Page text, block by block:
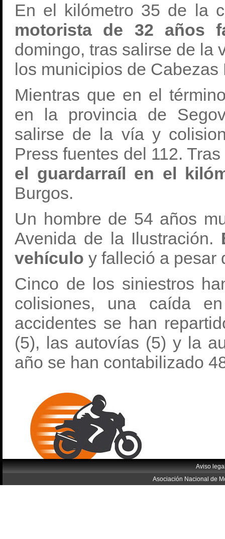
En el kilómetro 35 de la
motorista de 32 años
domingo, tras salirse de la
los municipios de
Mientras que en el
en la provincia de
salirse de la vía y
Press fuentes del 112.
el guardarraíl en el
Burgos.
Un hombre de 54 años
Avenida de la Ilustración.
vehículo y falleció a pesar
Cinco de los siniestros
colisiones, una caída
accidentes se han
(5), las autovías (5) y la
año se han contabilizado
Aviso
Asociación Nacional de